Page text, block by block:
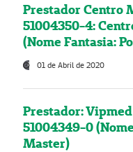
Prestador Centro
51004350-4:
(Nome Fantasia:
01 de Abril de 2020
Prestador:
51004349-0
Master)